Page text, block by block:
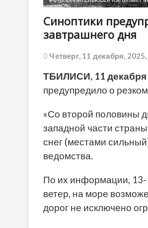
Синоптики
завтрашнего дня
Четверг, 11 декабря,
ТБИЛИСИ, 11 декабря
предупредило о
«Со второй половины
западной части
снег (местами
ведомства.
По их информации, 13-
ветер, на море
дорог не исключено